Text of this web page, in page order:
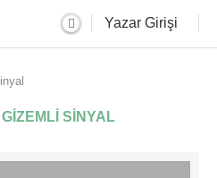
Yazar Girişi
SINYAL